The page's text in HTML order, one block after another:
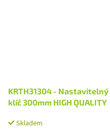
KRTH31304 - Nastavitelný
klíč 300mm HIGH QUALITY
Skladem